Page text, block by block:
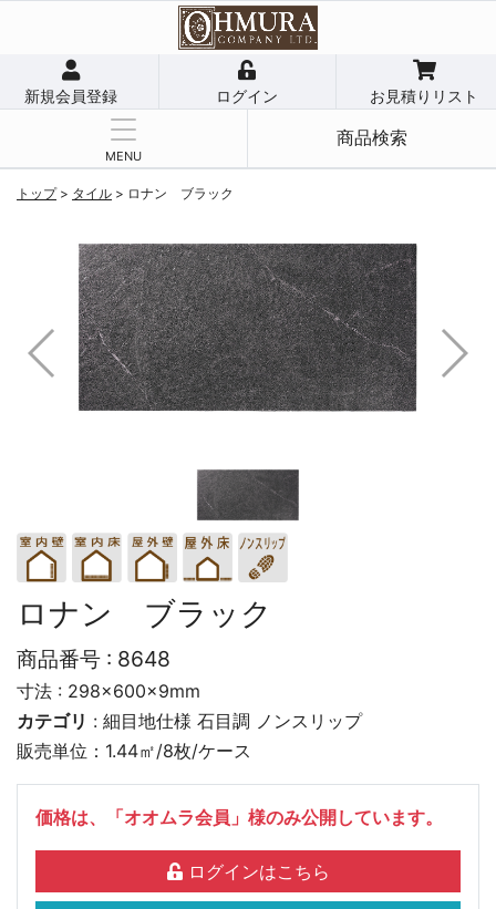
新規会員登録 ログイン お見積りリスト
MENU
商品検索
トップ> タイル > ロナン ブラック
ロナン ブラック
商品番号 : 8648
寸法 : 298×600×9mm
カテゴリ : 細目地仕様 石目調 ノンスリップ
販売単位：1.44㎡/8枚/ケース
価格は、「オオムラ会員」様のみ公開しています。
ログインはこちら